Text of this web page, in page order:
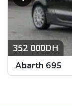
352 000DH
Abarth 695